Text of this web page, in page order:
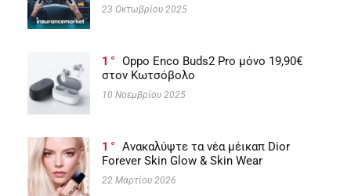
23 Οκτωβρίου 2025
1
Oppo Enco Buds2 Pro μόνο 19,90€
στον Κωτσόβολο
10 Νοεμβρίου 2025
1
Ανακαλύψτε τα νέα μέικαπ Dior
Forever Skin Glow & Skin Wear
22 Μαρτίου 2026